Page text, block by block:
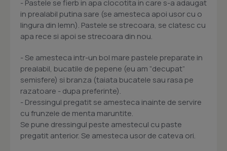
- Pastele se fierb in apa clocotita in care s-a adaugat
in prealabil putina sare (se amesteca apoi usor cu o
lingura din lemn). Pastele se strecoara, se clatesc cu
apa rece si apoi se strecoara din nou.
- Se amesteca intr-un bol mare pastele preparate in
prealabil, bucatile de pepene (eu am ”decupat”
semisfere) si branza (taiata bucatele sau rasa pe
razatoare - dupa preferinte).
- Dressingul pregatit se amesteca inainte de servire
cu frunzele de menta maruntite.
Se pune dressingul peste amestecul cu paste
pregatit anterior. Se amesteca usor de cateva ori.